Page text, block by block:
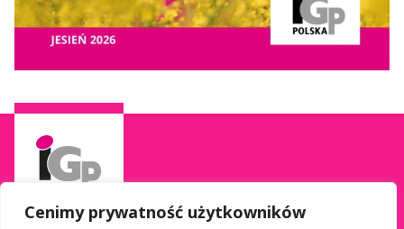
Cenimy prywatność użytkowników